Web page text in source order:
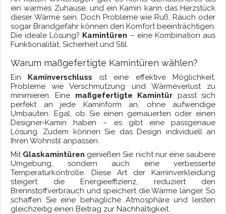
ein warmes Zuhause, und ein Kamin kann das Herzstück
dieser Wärme sein. Doch Probleme wie Ruß, Rauch oder
sogar Brandgefahr können den Komfort beeinträchtigen.
Die ideale Lösung? Kamintüren – eine Kombination aus
Funktionalität, Sicherheit und Stil.
Warum maßgefertigte Kamintüren wählen?
Ein Kaminverschluss ist eine effektive Möglichkeit,
Probleme wie Verschmutzung und Wärmeverlust zu
minimieren. Eine maßgefertigte Kamintür passt sich
perfekt an jede Kaminform an, ohne aufwendige
Umbauten. Egal, ob Sie einen gemauerten oder einen
Designer-Kamin haben – es gibt eine passgenaue
Lösung. Zudem können Sie das Design individuell an
Ihren Wohnstil anpassen.
Mit Glaskamintüren genießen Sie nicht nur eine saubere
Umgebung, sondern auch eine verbesserte
Temperaturkontrolle. Diese Art der Kaminverkleidung
steigert die Energieeffizienz, reduziert den
Brennstoffverbrauch und speichert die Wärme länger. So
schaffen Sie eine behagliche Atmosphäre und leisten
gleichzeitig einen Beitrag zur Nachhaltigkeit.